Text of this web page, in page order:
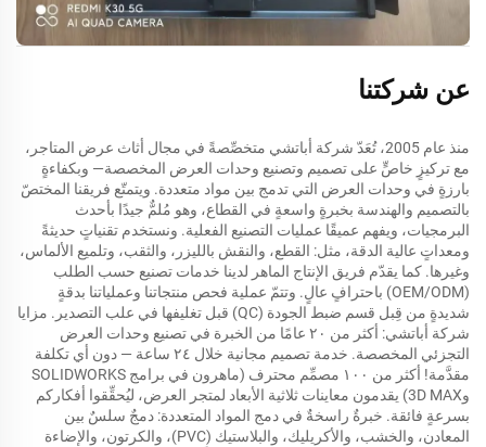
عن شركتنا
منذ عام 2005، تُعَدّ شركة أباتشي متخصِّصةً في مجال أثاث عرض المتاجر،
مع تركيزٍ خاصٍّ على تصميم وتصنيع وحدات العرض المخصصة— وبكفاءةٍ
بارزةٍ في وحدات العرض التي تدمج بين مواد متعددة. ويتمتّع فريقنا المختصّ
بالتصميم والهندسة بخبرةٍ واسعةٍ في القطاع، وهو مُلمٌّ جيدًا بأحدث
البرمجيات، ويفهم عميقًا عمليات التصنيع الفعلية. ونستخدم تقنياتٍ حديثةً
ومعداتٍ عالية الدقة، مثل: القطع، والنقش بالليزر، والثقب، وتلميع الألماس،
وغيرها. كما يقدّم فريق الإنتاج الماهر لدينا خدمات تصنيع حسب الطلب
(OEM/ODM) باحترافٍ عالٍ. وتتمّ عملية فحص منتجاتنا وعملياتنا بدقةٍ
شديدةٍ من قِبل قسم ضبط الجودة (QC) قبل تغليفها في علب التصدير. مزايا
شركة أباتشي: أكثر من ٢٠ عامًا من الخبرة في تصنيع وحدات العرض
التجزئي المخصصة. خدمة تصميم مجانية خلال ٢٤ ساعة — دون أي تكلفة
مقدَّمة! أكثر من ١٠٠ مصمِّم محترف (ماهرون في برامج SOLIDWORKS
و3D MAX) يقدمون معاينات ثلاثية الأبعاد لمتجر العرض، ليُحقِّقوا أفكاركم
بسرعةٍ فائقة. خبرةٌ راسخةٌ في دمج المواد المتعددة: دمجٌ سلسٌ بين
المعادن، والخشب، والأكريليك، والبلاستيك (PVC)، والكرتون، والإضاءة